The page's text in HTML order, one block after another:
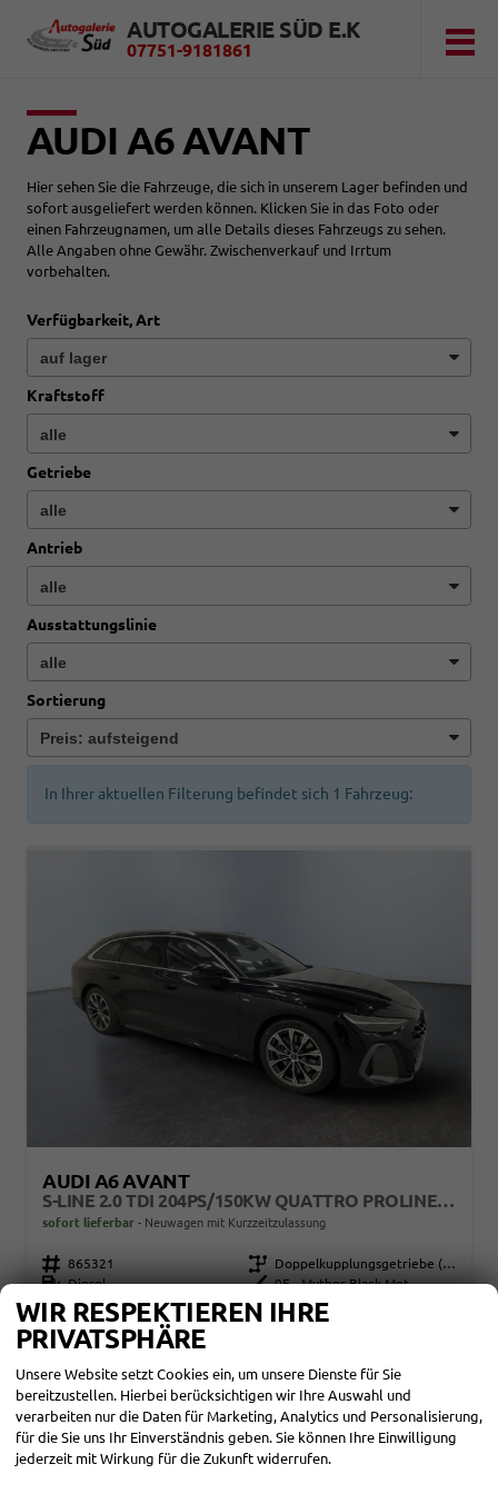
AUTOGALERIE SÜD E.K
07751-9181861
AUDI A6 AVANT
Hier sehen Sie die Fahrzeuge, die sich in unserem Lager befinden und
sofort ausgeliefert werden können. Klicken Sie in das Foto oder
einen Fahrzeugnamen, um alle Details dieses Fahrzeugs zu sehen.
Alle Angaben ohne Gewähr. Zwischenverkauf und Irrtum
vorbehalten.
Verfügbarkeit, Art
Kraftstoff
Getriebe
Antrieb
Ausstattungslinie
Sortierung
In Ihrer aktuellen Filterung befindet sich 1 Fahrzeug:
AUDI A6 AVANT
S-LINE 2.0 TDI 204PS/150KW QUATTRO PROLINE S-TRONIC 2026 +19" LM +AHK +AMBIENTE PAKET +S-SPORTFARHWERK +STH
sofort lieferbar Neuwagen mit Kurzzeitzulassung
Fahrzeugnr. 865321 Getriebe
Doppelkupplungsgetriebe (DSG)
Kraftstoff Diesel Außenfarbe 0E - Mythos Black Met.
Leistung
150 kW (204 PS) Kilometerstand
25 km
30.09.2025
56.629,– €
incl. 19% MwSt.
DETAILS
Verbrauch kombiniert:5,60 l/100km
CO -Klasse: E
CO2-Emissionen:142,00 g/km
WIR RESPEKTIEREN IHRE
PRIVATSPHÄRE
Unsere Website setzt Cookies ein, um unsere Dienste für Sie
bereitzustellen. Hierbei berücksichtigen wir Ihre Auswahl und
verarbeiten nur die Daten für Marketing, Analytics und Personalisierung,
für die Sie uns Ihr Einverständnis geben. Sie können Ihre Einwilligung
jederzeit mit Wirkung für die Zukunft widerrufen.